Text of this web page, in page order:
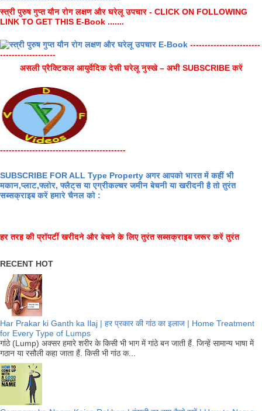
स्त्री पुरुष गुप्त यौन रोग लक्षण और घरेलू उपचार - CLICK ON FOLLOWING
LINK TO GET THIS E-Book .......
------------------------
-------------------
असली प्रैक्टिकल आयुर्वेदिक देसी घरेलू नुस्खे – अभी SUBSCRIBE करें
-------------------------------------------
SUBSCRIBE FOR ALL Type Property अगर आपको भारत में कहीं भी
मकान,प्लाट,फ्लोर, फ्लैट्स या एग्रीकल्चर जमीन बेचनी या खरीदनी है तो तुरंत
सब्सक्राइब करें हमारे चैनल को :
हर तरह की प्रॉपर्टी खरीदने और बेचने के लिए तुरंत सब्सक्राइब जरूर करें तुरंत
RECENT HOT
Har Prakar ki Ganth ka Ilaj | हर प्रकार की गांठ का इलाज | Home Treatment
for Every Type of Lumps
गांठे (Lump) अक्सर हमारे शरीर के किसी भी भाग में गांठे बन जाती हैं. जिन्हें सामान्य भाषा में
गठान या रसौली कहा जाता हैं. किसी भी गांठ क...